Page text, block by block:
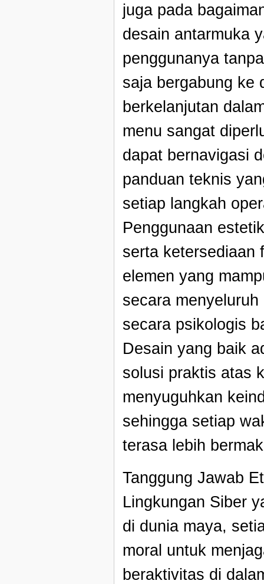
juga pada
desain antarmuka
penggunanya
saja bergabung ke
berkelanjutan
menu sangat
dapat bernavigasi
panduan teknis
setiap langkah
Penggunaan
serta ketersediaan
elemen yang
secara
secara psikologis
Desain yang baik
solusi praktis atas
menyuguhkan
sehingga setiap
terasa lebih
Tanggung Jawab
Lingkungan Siber
di dunia maya,
moral untuk
beraktivitas di